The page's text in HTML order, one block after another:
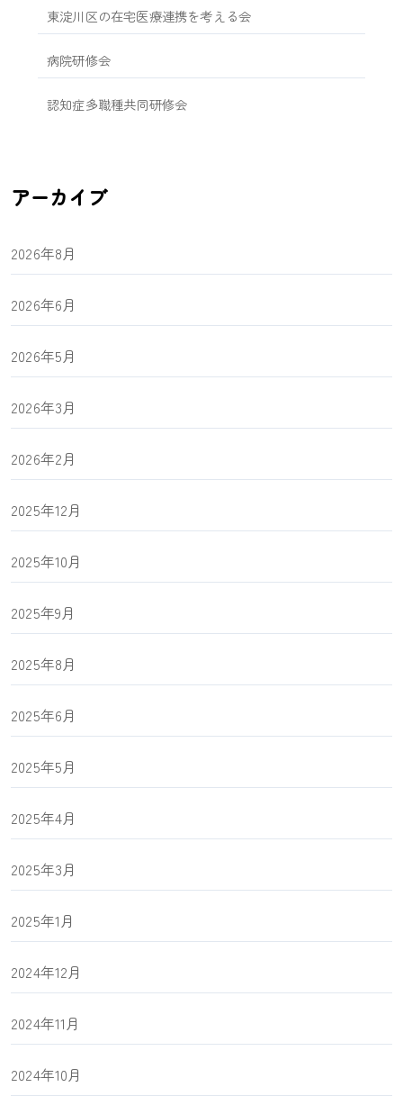
東淀川区の在宅医療連携を考える会
病院研修会
認知症多職種共同研修会
アーカイブ
2026年8月
2026年6月
2026年5月
2026年3月
2026年2月
2025年12月
2025年10月
2025年9月
2025年8月
2025年6月
2025年5月
2025年4月
2025年3月
2025年1月
2024年12月
2024年11月
2024年10月